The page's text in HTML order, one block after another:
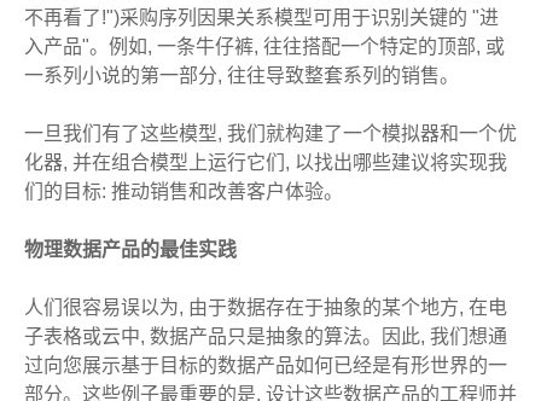
不再看了!")采购序列因果关系模型可用于识别关键的 "进
入产品"。例如, 一条牛仔裤, 往往搭配一个特定的顶部, 或
一系列小说的第一部分, 往往导致整套系列的销售。
一旦我们有了这些模型, 我们就构建了一个模拟器和一个优
化器, 并在组合模型上运行它们, 以找出哪些建议将实现我
们的目标: 推动销售和改善客户体验。
物理数据产品的最佳实践
人们很容易误以为, 由于数据存在于抽象的某个地方, 在电
子表格或云中, 数据产品只是抽象的算法。因此, 我们想通
过向您展示基于目标的数据产品如何已经是有形世界的一
部分。这些例子最重要的是, 设计这些数据产品的工程师并